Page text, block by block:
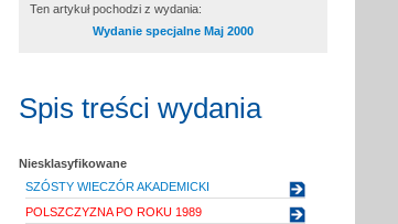
Ten artykuł pochodzi z wydania:
Wydanie specjalne Maj 2000
Spis treści wydania
Niesklasyfikowane
SZÓSTY WIECZÓR AKADEMICKI
POLSZCZYZNA PO ROKU 1989